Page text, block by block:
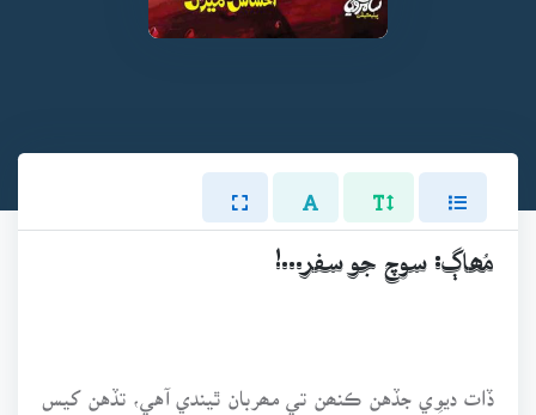
مُھاڳ: سوچ جو سفر...!
ڏات ديوِي جڏهن ڪنھن تي مھربان ٿيندي آهي، تڏهن کيس